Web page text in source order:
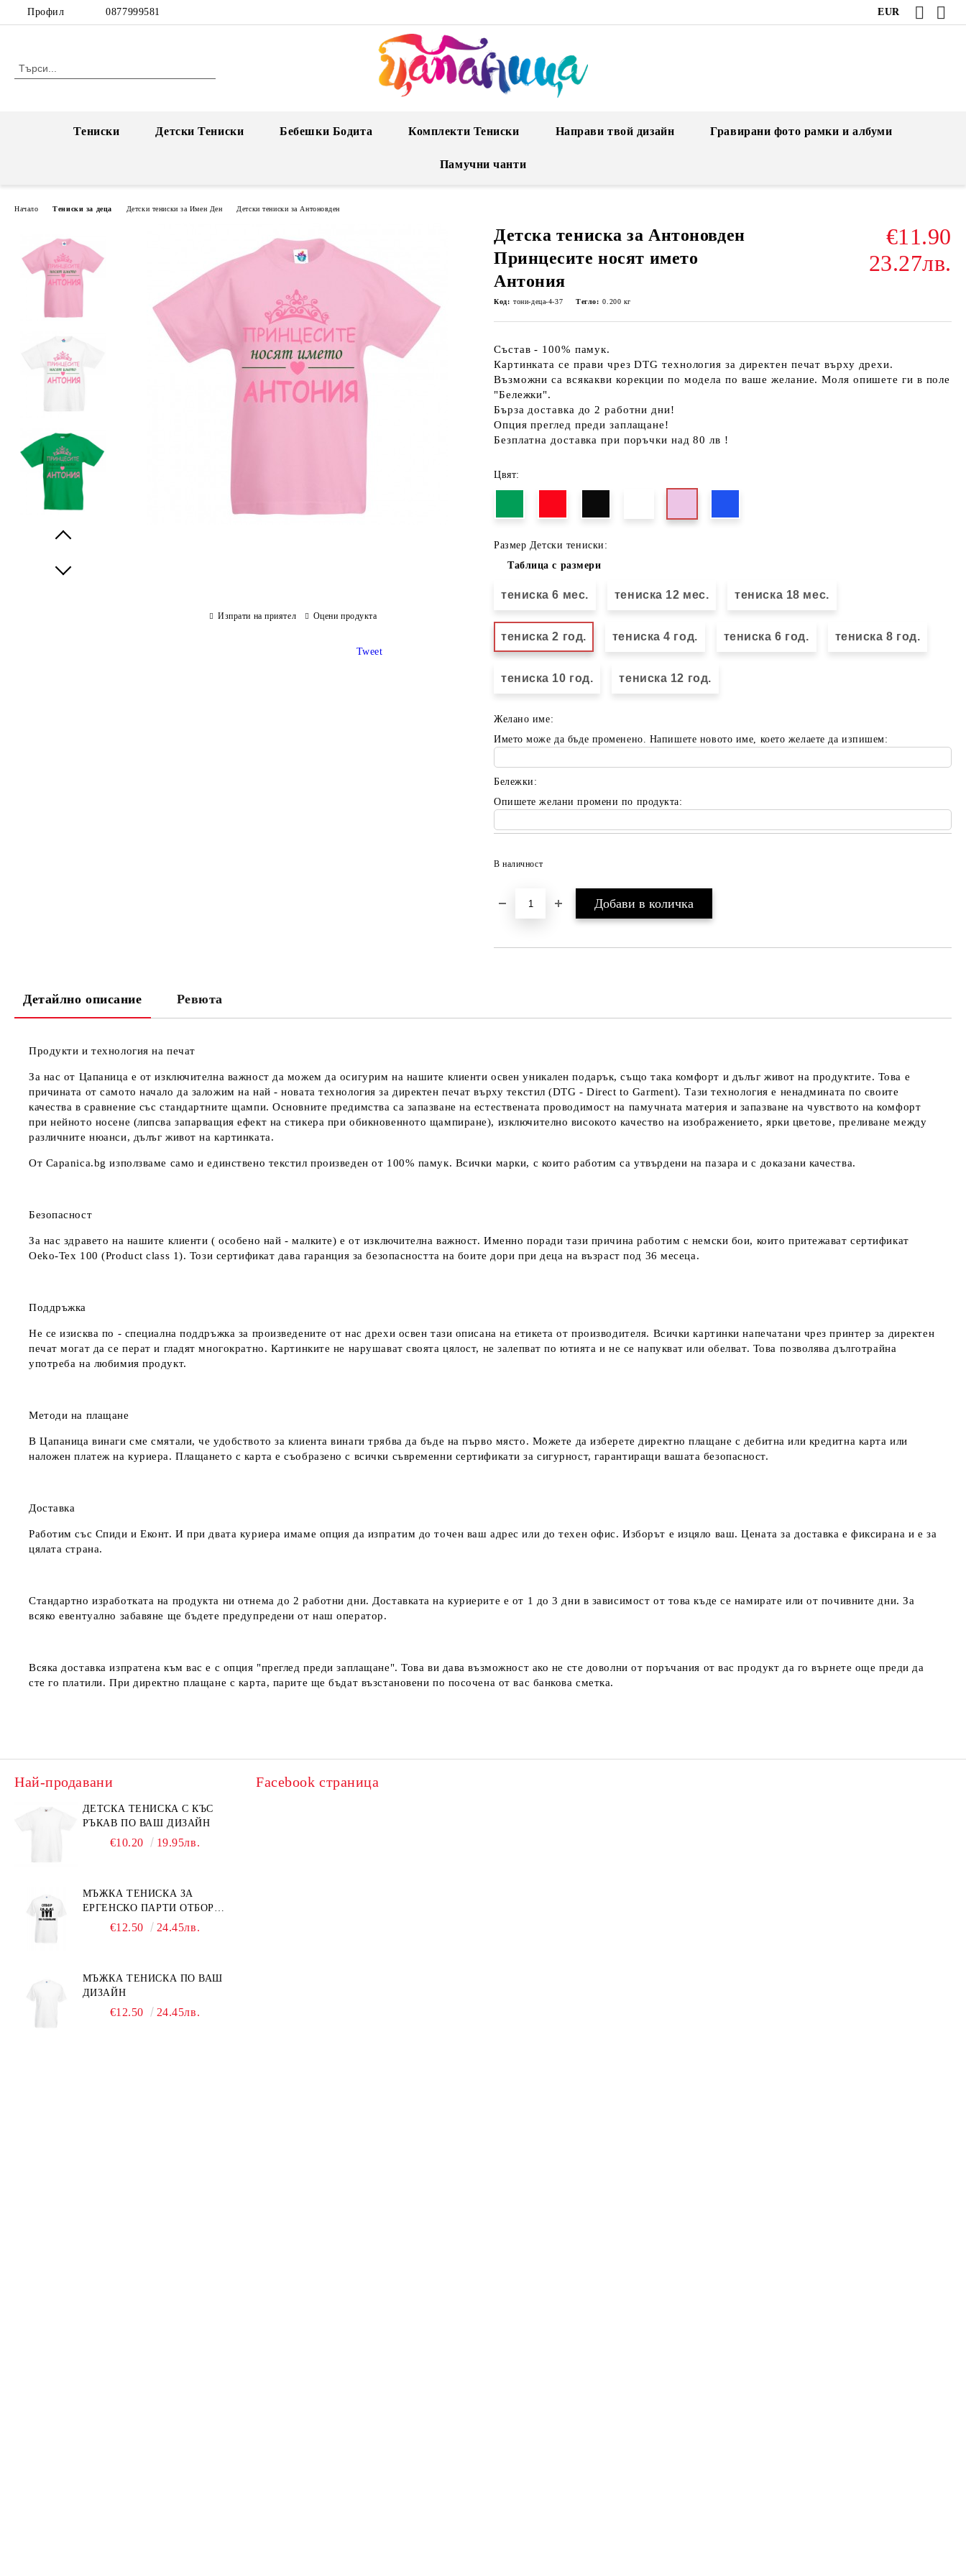
Профил 0877999581 EUR
Тениски Детски Тениски Бебешки Бодита Комплекти Тениски Направи твой дизайн Гравирани фото рамки и албуми
Памучни чанти
Начало Тениски за деца Детски тениски за Имен Ден Детски тениски за Антоновден
Детска тениска за Антоновден
Принцесите носят името
Антония
€11.90
23.27лв.
Код: тони-деца-4-37 Тегло: 0.200 кг
Състав - 100% памук.
Картинката се прави чрез DTG технология за директен печат върху дрехи.
Възможни са всякакви корекции по модела по ваше желание. Моля опишете ги в поле
"Бележки".
Бърза доставка до 2 работни дни!
Опция преглед преди заплащане!
Безплатна доставка при поръчки над 80 лв !
Цвят:
Размер Детски тениски:
Таблица с размери
тениска 6 мес. тениска 12 мес. тениска 18 мес.
тениска 2 год. тениска 4 год. тениска 6 год. тениска 8 год.
тениска 10 год. тениска 12 год.
Желано име:
Името може да бъде променено. Напишете новото име, което желаете да изпишем:
Бележки:
Опишете желани промени по продукта:
В наличност
Изпрати на приятел Оцени продукта
Tweet
Детайлно описание Ревюта
Продукти и технология на печат
За нас от Цапаница е от изключителна важност да можем да осигурим на нашите клиенти освен уникален подарък, също така комфорт и дълъг живот на продуктите. Това е
причината от самото начало да заложим на най - новата технология за директен печат върху текстил (DTG - Direct to Garment). Тази технология е ненадмината по своите
качества в сравнение със стандартните щампи. Основните предимства са запазване на естествената проводимост на памучната материя и запазване на чувството на комфорт
при нейното носене (липсва запарващия ефект на стикера при обикновенното щампиране), изключително високото качество на изображението, ярки цветове, преливане между
различните нюанси, дълъг живот на картинката.
От Capanica.bg използваме само и единствено текстил произведен от 100% памук. Всички марки, с които работим са утвърдени на пазара и с доказани качества.
Безопасност
За нас здравето на нашите клиенти ( особено най - малките) е от изключителна важност. Именно поради тази причина работим с немски бои, които притежават сертификат
Oeko-Tex 100 (Product class 1). Този сертификат дава гаранция за безопасността на боите дори при деца на възраст под 36 месеца.
Поддръжка
Не се изисква по - специална поддръжка за произведените от нас дрехи освен тази описана на етикета от производителя. Всички картинки напечатани чрез принтер за директен
печат могат да се перат и гладят многократно. Картинките не нарушават своята цялост, не залепват по ютията и не се напукват или обелват. Това позволява дълготрайна
употреба на любимия продукт.
Методи на плащане
В Цапаница винаги сме смятали, че удобството за клиента винаги трябва да бъде на първо място. Можете да изберете директно плащане с дебитна или кредитна карта или
наложен платеж на куриера. Плащането с карта е съобразено с всички съвременни сертификати за сигурност, гарантиращи вашата безопасност.
Доставка
Работим със Спиди и Еконт. И при двата куриера имаме опция да изпратим до точен ваш адрес или до техен офис. Изборът е изцяло ваш. Цената за доставка е фиксирана и е за
цялата страна.
Стандартно изработката на продукта ни отнема до 2 работни дни. Доставката на куриерите е от 1 до 3 дни в зависимост от това къде се намирате или от почивните дни. За
всяко евентуално забавяне ще бъдете предупредени от наш оператор.
Всяка доставка изпратена към вас е с опция "преглед преди заплащане". Това ви дава възможност ако не сте доволни от поръчания от вас продукт да го върнете още преди да
сте го платили. При директно плащане с карта, парите ще бъдат възстановени по посочена от вас банкова сметка.
Най-продавани
ДЕТСКА ТЕНИСКА С КЪС
РЪКАВ ПО ВАШ ДИЗАЙН
€10.20 19.95лв.
МЪЖКА ТЕНИСКА ЗА
ЕРГЕНСКО ПАРТИ ОТБОР
ПО РАЗБИВАНЕ
€12.50 24.45лв.
МЪЖКА ТЕНИСКА ПО ВАШ
ДИЗАЙН
€12.50 24.45лв.
Facebook страница